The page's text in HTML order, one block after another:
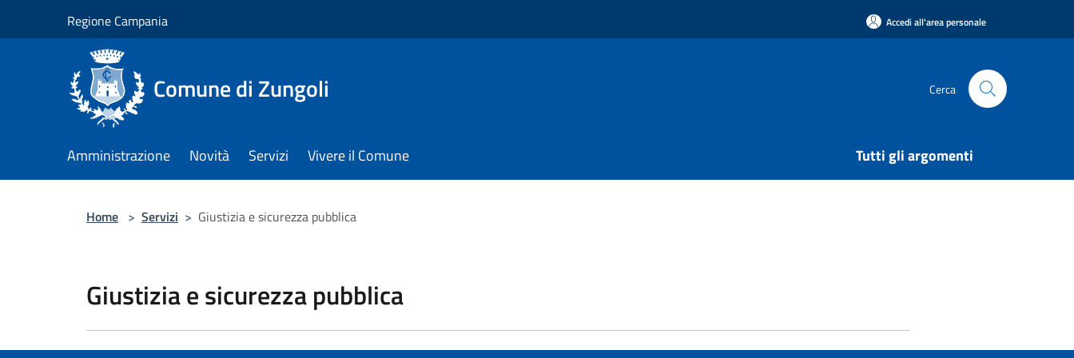
Regione Campania Accedi all'area personale
Comune di Zungoli Cerca
Amministrazione Novità Servizi Vivere il Comune Tutti gli argomenti
Home > Servizi > Giustizia e sicurezza pubblica
Giustizia e sicurezza pubblica